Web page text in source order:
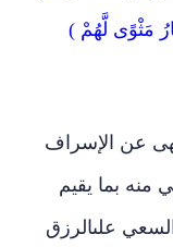
مَثْوًى لَّهُمْ )
عن الإسراف
منه بما يقيم
علىالرزق